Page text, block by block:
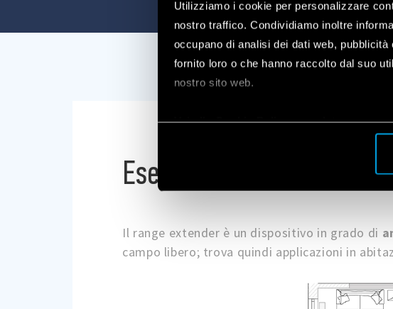
Utilizziamo i cookie per personalizzare
nostro traffico. Condividiamo inoltre
occupano di analisi dei dati web,
fornito loro o che hanno raccolto dal suo
nostro sito web.
Vai alla Cookie Policy completa
Esempi applicativi
Il range extender è un dispositivo in grado di
campo libero; trova quindi applicazioni in